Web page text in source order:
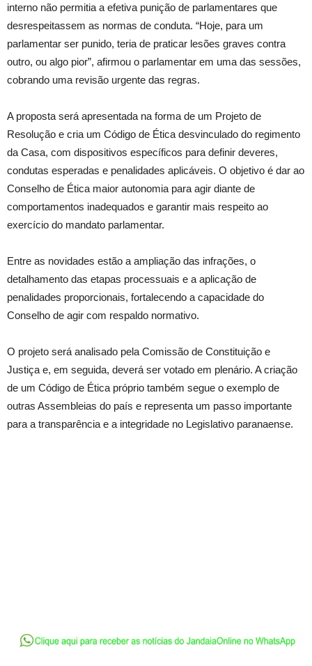
interno não permitia a efetiva punição de parlamentares que
desrespeitassem as normas de conduta. “Hoje, para um
parlamentar ser punido, teria de praticar lesões graves contra
outro, ou algo pior”, afirmou o parlamentar em uma das sessões,
cobrando uma revisão urgente das regras.
A proposta será apresentada na forma de um Projeto de
Resolução e cria um Código de Ética desvinculado do regimento
da Casa, com dispositivos específicos para definir deveres,
condutas esperadas e penalidades aplicáveis. O objetivo é dar ao
Conselho de Ética maior autonomia para agir diante de
comportamentos inadequados e garantir mais respeito ao
exercício do mandato parlamentar.
Entre as novidades estão a ampliação das infrações, o
detalhamento das etapas processuais e a aplicação de
penalidades proporcionais, fortalecendo a capacidade do
Conselho de agir com respaldo normativo.
O projeto será analisado pela Comissão de Constituição e
Justiça e, em seguida, deverá ser votado em plenário. A criação
de um Código de Ética próprio também segue o exemplo de
outras Assembleias do país e representa um passo importante
para a transparência e a integridade no Legislativo paranaense.